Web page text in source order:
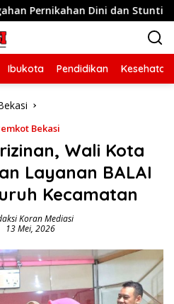
Dini dan Stunting di Desa
Ibukota Pendidikan Kesehatan
Bekasi
Wali Kota
Layanan BALAI
Kecamatan
Koran Mediasi
13 Mei, 2026